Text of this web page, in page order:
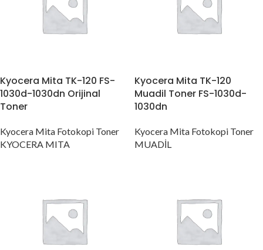
Kyocera Mita TK-120 FS-
1030d-1030dn Orijinal
Toner
Kyocera Mita Fotokopi Toner
KYOCERA MITA
Kyocera Mita TK-120
Muadil Toner FS-1030d-
1030dn
Kyocera Mita Fotokopi Toner
MUADİL